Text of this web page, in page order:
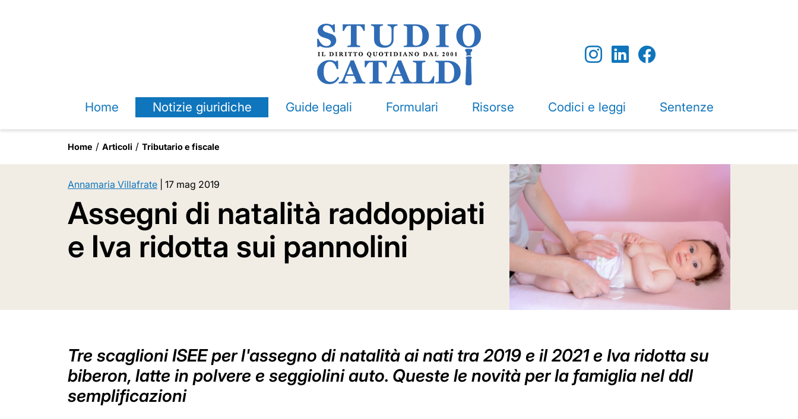
Home Notizie giuridiche Guide legali Formulari Risorse Codici e leggi Sentenze
Home Articoli Tributario e fiscale
Annamaria Villafrate 17 mag 2019
Assegni di natalità raddoppiati
e Iva ridotta sui pannolini
Tre scaglioni ISEE per l'assegno di natalità ai nati tra 2019 e il 2021 e Iva ridotta su
biberon, latte in polvere e seggiolini auto. Queste le novità per la famiglia nel ddl
semplificazioni